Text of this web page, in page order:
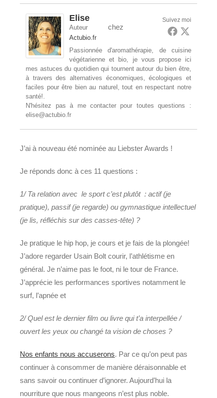
Suivez moi
Elise
Auteur chez
Actubio.fr
Passionnée d'aromathérapie, de cuisine
végétarienne et bio, je vous propose ici
mes astuces du quotidien qui tournent autour du bien être,
à travers des alternatives économiques, écologiques et
faciles pour être bien au naturel, tout en respectant notre
santé!.
N'hésitez pas à me contacter pour toutes questions :
elise@actubio.fr
J’ai à nouveau été nominée au Liebster Awards !
Je réponds donc à ces 11 questions :
1/ Ta relation avec le sport c’est plutôt : actif (je
pratique), passif (je regarde) ou gymnastique intellectuel
(je lis, réfléchis sur des casses-tête) ?
Je pratique le hip hop, je cours et je fais de la plongée!
J’adore regarder Usain Bolt courir, l’athlétisme en
général. Je n’aime pas le foot, ni le tour de France.
J’apprécie les performances sportives notamment le
surf, l’apnée et
2/ Quel est le dernier film ou livre qui t’a interpellée /
ouvert les yeux ou changé ta vision de choses ?
Nos enfants nous accuserons. Par ce qu’on peut pas
continuer à consommer de manière déraisonnable et
sans savoir ou continuer d’ignorer. Aujourd’hui la
nourriture que nous mangeons n’est plus noble.